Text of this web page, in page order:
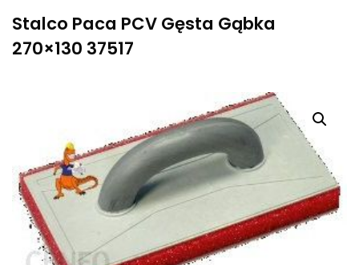
Stalco Paca PCV Gęsta Gąbka
270×130 37517